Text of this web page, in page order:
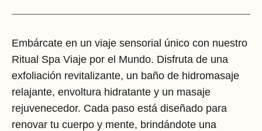
Embárcate en un viaje sensorial único con nuestro
Ritual Spa Viaje por el Mundo. Disfruta de una
exfoliación revitalizante, un baño de hidromasaje
relajante, envoltura hidratante y un masaje
rejuvenecedor. Cada paso está diseñado para
renovar tu cuerpo y mente, brindándote una